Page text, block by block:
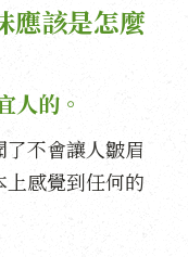
應該是怎麼
人的。
不會讓人皺眉
感覺到任何的